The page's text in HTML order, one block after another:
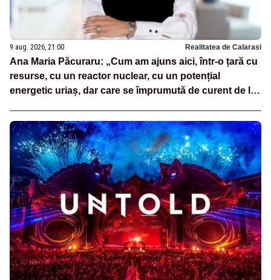
9 aug. 2026, 21:00 Realitatea de Calarasi
Ana Maria Păcuraru: „Cum am ajuns aici, într-o țară cu
resurse, cu un reactor nuclear, cu un potențial
energetic uriaș, dar care se împrumută de curent de la